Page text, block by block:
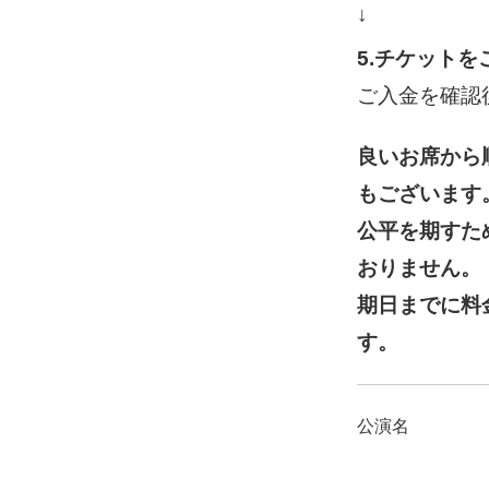
↓
5.チケットを
ご入金を確
良いお席か
もございます
公平を期すた
おりません。
期日までに料
す。
公演名